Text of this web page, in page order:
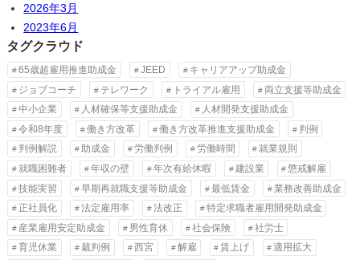
2026年3月
2023年6月
タグクラウド
65歳超雇用推進助成金 JEED
キャリアアップ助成金
ジョブコーチ
テレワーク トライアル雇用
両立支援等助成金
中小企業
人材確保等支援助成金
人材開発支援助成金
令和8年度
働き方改革 働き方改革推進支援助成金
判例
判例解説
助成金 労働判例 労働時間
就業規則
就職困難者
年収の壁 年次有給休暇 建設業
懲戒解雇
技能実習
早期再就職支援等助成金 最低賃金
業務改善助成金
正社員化
法定雇用率 法改正
特定求職者雇用開発助成金
産業雇用安定助成金
男性育休 社会保険
社労士
育児休業
裁判例 西宮 解雇 賃上げ
適用拡大